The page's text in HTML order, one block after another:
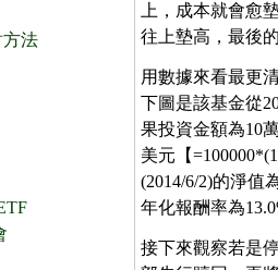
法
上，成本就會愈
往上墊高，最後
用數據來看最更
下圖是該基金從
果投資金額為10
美元【
(2014/6/2)的淨值
年化報酬率為
接下來觀察若是